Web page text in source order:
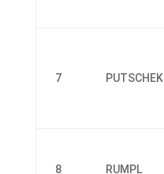
7 PUTSCHEK
8 RUMPL